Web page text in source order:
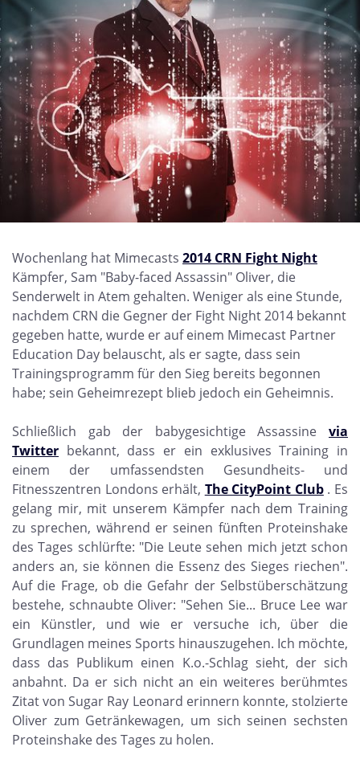
Wochenlang hat Mimecasts 2014 CRN Fight Night
Kämpfer, Sam "Baby-faced Assassin" Oliver, die
Senderwelt in Atem gehalten. Weniger als eine Stunde,
nachdem CRN die Gegner der Fight Night 2014 bekannt
gegeben hatte, wurde er auf einem Mimecast Partner
Education Day belauscht, als er sagte, dass sein
Trainingsprogramm für den Sieg bereits begonnen
habe; sein Geheimrezept blieb jedoch ein Geheimnis.
Schließlich gab der babygesichtige Assassine via
Twitter bekannt, dass er ein exklusives Training in
einem der umfassendsten Gesundheits- und
Fitnesszentren Londons erhält, The CityPoint Club. Es
gelang mir, mit unserem Kämpfer nach dem Training
zu sprechen, während er seinen fünften Proteinshake
des Tages schlürfte: "Die Leute sehen mich jetzt schon
anders an, sie können die Essenz des Sieges riechen".
Auf die Frage, ob die Gefahr der Selbstüberschätzung
bestehe, schnaubte Oliver: "Sehen Sie... Bruce Lee war
ein Künstler, und wie er versuche ich, über die
Grundlagen meines Sports hinauszugehen. Ich möchte,
dass das Publikum einen K.o.-Schlag sieht, der sich
anbahnt. Da er sich nicht an ein weiteres berühmtes
Zitat von Sugar Ray Leonard erinnern konnte, stolzierte
Oliver zum Getränkewagen, um sich seinen sechsten
Proteinshake des Tages zu holen.